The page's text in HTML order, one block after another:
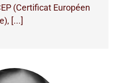
(Certificat Européen
[...]